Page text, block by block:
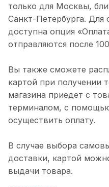
только для Москвы,
Санкт-Петербурга. Для
доступна опция
отправляются после
Вы также сможете
картой при получении
магазина приедет с
терминалом, с
осуществить оплату.
В случае выбора
доставки, картой
выдачи товара.